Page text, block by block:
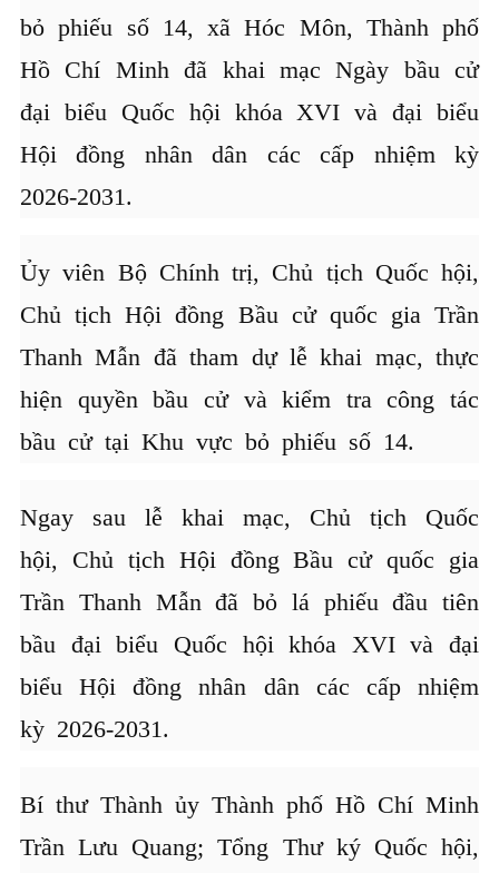
bỏ phiếu số 14, xã Hóc Môn, Thành phố
Hồ Chí Minh đã khai mạc Ngày bầu cử
đại biểu Quốc hội khóa XVI và đại biểu
Hội đồng nhân dân các cấp nhiệm kỳ
2026-2031.
Ủy viên Bộ Chính trị, Chủ tịch Quốc hội,
Chủ tịch Hội đồng Bầu cử quốc gia Trần
Thanh Mẫn đã tham dự lễ khai mạc, thực
hiện quyền bầu cử và kiểm tra công tác
bầu cử tại Khu vực bỏ phiếu số 14.
Ngay sau lễ khai mạc, Chủ tịch Quốc
hội, Chủ tịch Hội đồng Bầu cử quốc gia
Trần Thanh Mẫn đã bỏ lá phiếu đầu tiên
bầu đại biểu Quốc hội khóa XVI và đại
biểu Hội đồng nhân dân các cấp nhiệm
kỳ 2026-2031.
Bí thư Thành ủy Thành phố Hồ Chí Minh
Trần Lưu Quang; Tổng Thư ký Quốc hội,